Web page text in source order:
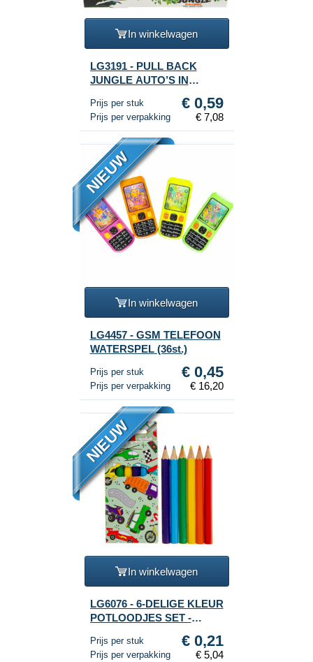
In winkelwagen
LG3191 - PULL BACK
JUNGLE AUTO’S IN
Prijs per stuk € 0,59
Prijs per verpakking € 7,08
NIEUW
In winkelwagen
LG4457 - GSM TELEFOON
WATERSPEL (36st.)
Prijs per stuk € 0,45
Prijs per verpakking € 16,20
NIEUW
In winkelwagen
LG6076 - 6-DELIGE KLEUR
POTLOODJES SET -
Prijs per stuk € 0,21
Prijs per verpakking € 5,04